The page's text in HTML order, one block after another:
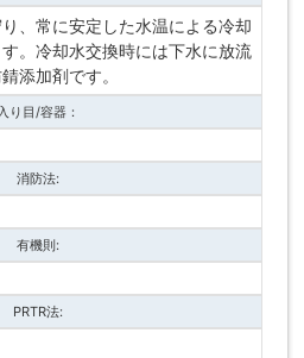
、常に安定した水温による冷却
。冷却水交換時には下水に放流
添加剤です。
り目/容器：
消防法:
有機則:
PRTR法: